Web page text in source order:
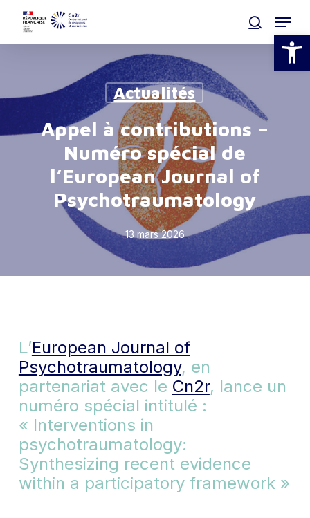
Ouvrir
Skip
main
search
Menu
Actualités
Appel à contributions –
Numéro spécial de
l’European Journal of
Psychotraumatology
13 mars 2026
L’European Journal of
Psychotraumatology, en
partenariat avec le Cn2r, lance un
numéro spécial intitulé :
« Interventions in
psychotraumatology:
Synthesizing recent evidence
within a participatory framework »